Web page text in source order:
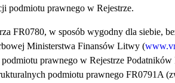
podmiotu prawnego w Rejestrze.
FR0780, w sposób wygodny dla siebie,
Ministerstwa Finansów Litwy (
prawnego w Rejestrze
podmiotu prawnego FR0791A